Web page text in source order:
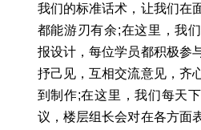
我们的标准话术，让我们在
都能游刃有余;在这里，我
报设计，每位学员都积极参
抒己见，互相交流意见，齐
到制作;在这里，我们每天
议，楼层组长会对在各方面